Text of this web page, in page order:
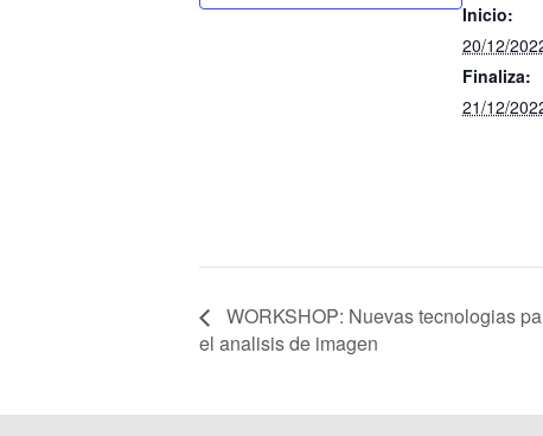
Inicio:
20/12/
Finaliza:
21/12/
WORKSHOP: Nuevas tecnologias
el analisis de imagen